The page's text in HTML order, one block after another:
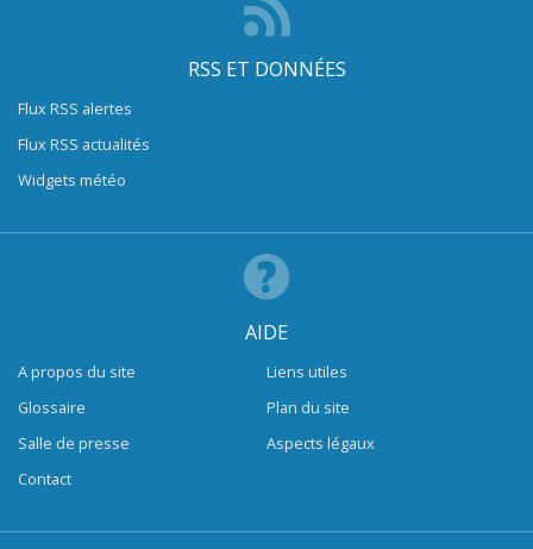
RSS ET DONNÉES
Flux RSS alertes
Flux RSS actualités
Widgets météo
AIDE
A propos du site
Glossaire
Salle de presse
Contact
Liens utiles
Plan du site
Aspects légaux